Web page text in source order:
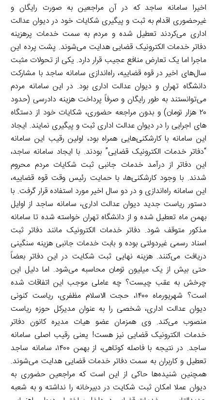
اخیرا سامانه ساجد که در آن مراجعین به صورت رایگان و
غیرحضوری اقدام به ثبت و پیگیری شکایات خود در دیوان عدالت
اداری می‌کردند تعطیل شده و مردم به سمت خدمات پرهزینه
دفاتر خدمات الکترونیک قضایی هدایت می‌شوند. پشت پرده این
ماجرا اما یک تعارض منافع عجیب قرار دارد. یکی از تحولات مثبت
سال‌های اخیر در قوه قضاییه، راه‌اندازی سامانه ساجد با مشارکت
دانشگاه تهران و دیوان عدالت اداری بود. در این سامانه مردم
می‌توانستند به طور رایگان و صرفاً پرداخت هزینه دادرسی (حدود
۲۰ هزار تومان) و بدون مراجعه حضوری، شکایات خود از دستگاه
های اجرایی را در دیوان عدالت اداری ثبت و پیگیری نمایند. ایجاد
این سامانه با کارشکنی‌هایی همراه بود، اولین رقیب این سامانه
“دفاتر خدمات الکترونیک قضایی” بودند. با ایجاد سامانه ساجد،
این دفاتر از درآمد خدمات جانبی ثبت شکایات مردم محروم
شدند. با وجود کارشکنی‌ها، با حمایت رئیس وقت قوه قضاییه،
این سامانه راه‌اندازی و در دو سال اخیر مورد استفاده قرار گرفت. با
دستور ریاست جدید دیوان عدالت اداری، سامانه ساجد از اوایل
بهمن ماه تعطیل شده و از دانشگاه تهران خواسته شده تا سامانه
مذکور متوقف شود. دفاتر خدمات الکترونیک مانند دفاتر ثبت
اسناد رسمی غیردولتی بوده و بابت خدمات جانبی هزینه سنگینی
دریافت می‌کنند. هزینه نهایی ثبت شکایت در این دفاتر بعضاً
حتی بیش از یک میلیون تومان محاسبه می‌شود. اما دلیل این
چرخش به عقب چیست؟ چه عاملی موجب این اتفاقات شده
است؟ شهریورماه ۱۴۰۰، حجت الاسلام مظفری، ریاست کنونی
دیوان عدالت اداری، شخصی را به عنوان مدیرکل حوزه ریاست
منصوب می‌کند. وی همزمان عضو هیات مدیره کانون دفاتر
خدمات الکترونیک قضایی نیز هست! یعنی رقیب اصلی سامانه
ساجد. در نتیجه با فاصله کوتاهی، از بهمن ۱۴۰۰، سامانه ساجد
تعطیل و کاربران به سمت دفاتر خدمات قضایی هدایت می‌شوند.
همچنین شنیده‌ها حاکی از این است که مراجعین حضوری به
دیوان عملا امکان ثبت شکایت در دبیرخانه را نداشته و به شعبه